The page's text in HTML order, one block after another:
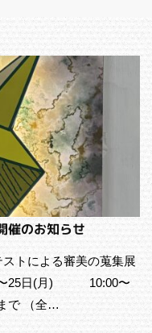
催のお知らせ
トによる審美の蒐集展
)〜25日(月) 10:00〜
で （全…